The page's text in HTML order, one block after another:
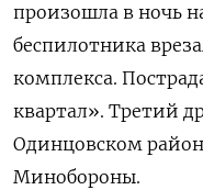
произошла в ночь
беспилотника
комплекса.
квартал». Третий
Одинцовском
Минобороны.